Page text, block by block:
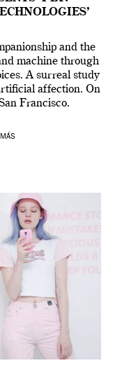
and the
machine through
A surreal study
affection. On
Francisco.